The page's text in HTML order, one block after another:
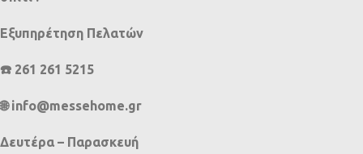
Εξυπηρέτηση Πελατών
☎️ 261 261 5215
🌐 info@messehome.gr
Δευτέρα – Παρασκευή